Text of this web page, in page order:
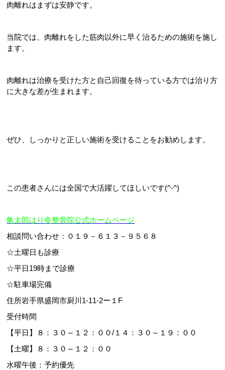
肉離れはまずは安静です。
当院では、肉離れをした筋肉以外に早く治るための施術を施し
ます。
肉離れは治療を受けた方と自己回復を待っている方では治り方
に大きな差が生まれます。
ぜひ、しっかりと正しい施術を受けることをお勧めします。
この患者さんには全国で大活躍してほしいです(^-^)
亀太郎はり灸整骨院公式ホームページ
相談問い合わせ：０１９－６１３－９５６８
☆土曜日も診療
☆平日19時まで診療
☆駐車場完備
住所岩手県盛岡市厨川1-11-2ー１F
受付時間
【平日】８：３０～１２：００/１４：３０～１９：００
【土曜】８：３０～１２：００
水曜午後：予約優先